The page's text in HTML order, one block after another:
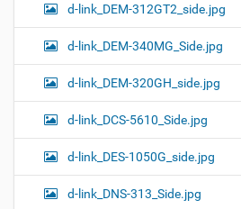
d-link_DEM-312GT2_side.jpg
d-link_DEM-340MG_Side.jpg
d-link_DEM-320GH_side.jpg
d-link_DCS-5610_Side.jpg
d-link_DES-1050G_side.jpg
d-link_DNS-313_Side.jpg